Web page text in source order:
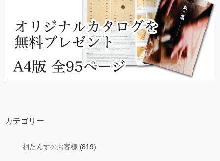
カテゴリー
桐たんすのお客様 (819)